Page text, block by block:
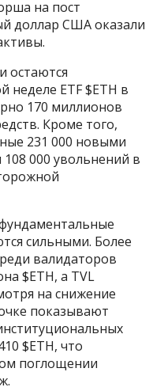
на пост
доллар США оказали
остаются
неделе ETF $ETH в
170 миллионов
Кроме того,
231 000 новыми
000 увольнений в
сильными. Более
валидаторов
$ETH, а TVL
на снижение
показывают
$ETH, что
поглощении